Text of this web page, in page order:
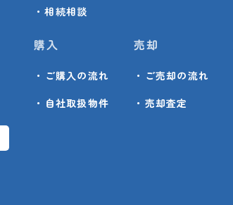
・相続相談
購入
・ご購入の流れ
・自社取扱物件
売却
・ご売却の流れ
・売却査定